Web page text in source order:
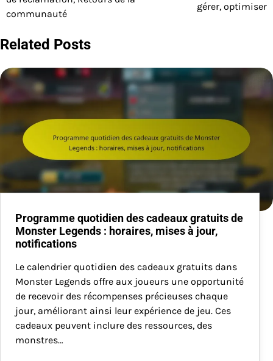
communauté
gérer, optimiser
Related Posts
Programme quotidien des cadeaux gratuits de
Monster Legends : horaires, mises à jour,
notifications
Le calendrier quotidien des cadeaux gratuits dans
Monster Legends offre aux joueurs une opportunité
de recevoir des récompenses précieuses chaque
jour, améliorant ainsi leur expérience de jeu. Ces
cadeaux peuvent inclure des ressources, des
monstres…